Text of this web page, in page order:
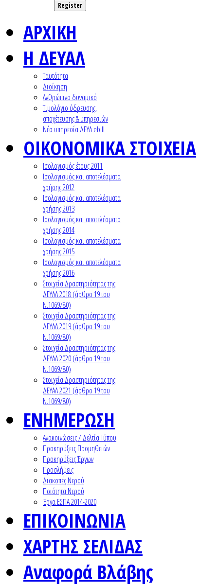
Register
ΑΡΧΙΚΗ
Η ΔΕΥΑΛ
Ταυτότητα
Διοίκηση
Ανθρώπινο δυναμικό
Τιμολόγιο ύδρευσης,
αποχέτευσης & υπηρεσιών
Nέα υπηρεσία ΔΕΥΑ ebill
ΟΙΚΟΝΟΜΙΚΑ ΣΤΟΙΧΕΙΑ
Ισολογισμός έτους 2011
Ισολογισμός και αποτελέσματα
χρήσης 2012
Ισολογισμός και αποτελέσματα
χρήσης 2013
Ισολογισμός και αποτελέσματα
χρήσης 2014
Ισολογισμός και αποτελέσματα
χρήσης 2015
Ισολογισμός και αποτελέσματα
χρήσης 2016
Στοιχεία Δραστηριότητας της
ΔΕΥΑΛ 2018 (άρθρο 19 του
Ν.1069/80)
Στοιχεία Δραστηριότητας της
ΔΕΥΑΛ 2019 (άρθρο 19 του
Ν.1069/80)
Στοιχεία Δραστηριότητας της
ΔΕΥΑΛ 2020 (άρθρο 19 του
Ν.1069/80)
Στοιχεία Δραστηριότητας της
ΔΕΥΑΛ 2021 (άρθρο 19 του
Ν.1069/80)
ΕΝΗΜΕΡΩΣΗ
Ανακοινώσεις / Δελτία Τύπου
Προκηρύξεις Προμηθειών
Προκηρύξεις Έργων
Προσλήψεις
Διακοπές Νερού
Ποιότητα Νερού
Έργα ΕΣΠΑ 2014-2020
ΕΠΙΚΟΙΝΩΝΙΑ
ΧΑΡΤΗΣ ΣΕΛΙΔΑΣ
Αναφορά Βλάβης